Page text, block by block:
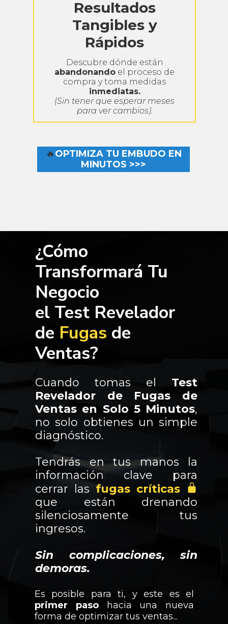
🔥OPTIMIZA TU EMBUDO EN
MINUTOS >>>
Descubre dónde están
abandonando el proceso de
compra y toma medidas
inmediatas.
(Sin tener que esperar meses
para ver cambios).
Resultados
Tangibles y
Rápidos
¿Cómo
Transformará Tu
Negocio
el Test Revelador
de Fugas de
Ventas?
Cuando tomas el Test
Revelador de Fugas de
Ventas en Solo 5 Minutos,
no solo obtienes un simple
diagnóstico.
Tendrás en tus manos la
información clave para
cerrar las fugas críticas
que están drenando
silenciosamente tus
ingresos.
Sin complicaciones, sin
demoras.
Es posible para ti, y este es el
primer pasohacia una nueva
forma de optimizar tus ventas...